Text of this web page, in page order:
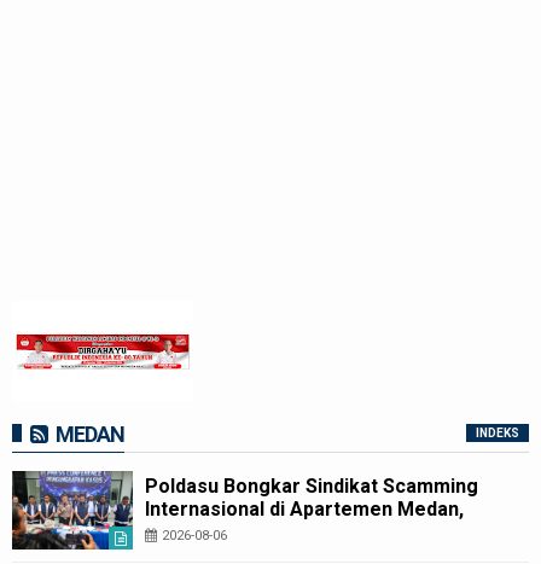
MEDAN INDEKS
Poldasu Bongkar Sindikat Scamming
Internasional di Apartemen Medan,
Korban Rugi Rp6,7 Miliar
2026-08-06